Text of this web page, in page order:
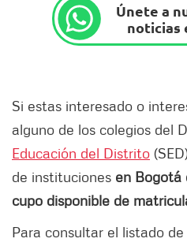
Únete a
noticias
Si estas interesado o
alguno de los colegios del
Educación del Distrito
de instituciones en Bogotá
cupo disponible de
Para consultar el listado